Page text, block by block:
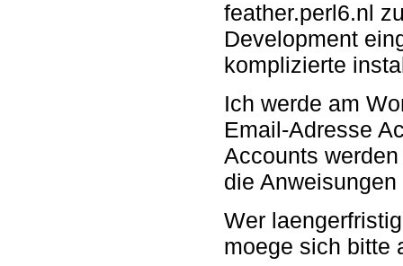
feather.perl6.nl
Development
komplizierte
Ich werde am
Email-Adresse
Accounts
die
Wer
moege sich bitte